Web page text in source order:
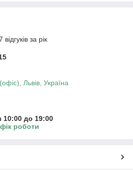
за рік
Львів, Україна
10:00 до 19:00
роботи